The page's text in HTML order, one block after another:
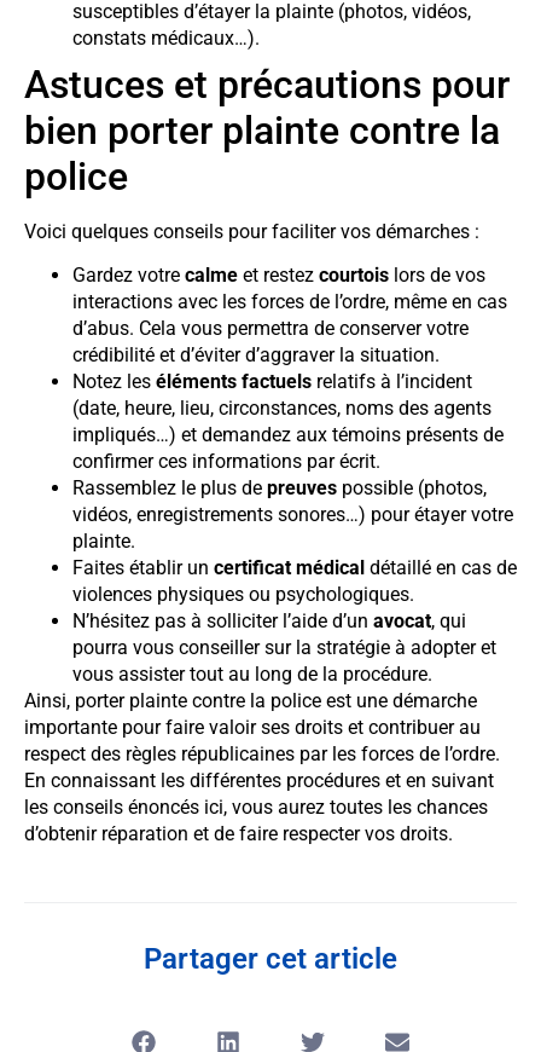
susceptibles d’étayer la plainte (photos, vidéos,
constats médicaux…).
Astuces et précautions pour
bien porter plainte contre la
police
Voici quelques conseils pour faciliter vos démarches :
Gardez votre calme et restez courtois lors de vos
interactions avec les forces de l’ordre, même en cas
d’abus. Cela vous permettra de conserver votre
crédibilité et d’éviter d’aggraver la situation.
Notez les éléments factuels relatifs à l’incident
(date, heure, lieu, circonstances, noms des agents
impliqués…) et demandez aux témoins présents de
confirmer ces informations par écrit.
Rassemblez le plus de preuves possible (photos,
vidéos, enregistrements sonores…) pour étayer votre
plainte.
Faites établir un certificat médical détaillé en cas de
violences physiques ou psychologiques.
N’hésitez pas à solliciter l’aide d’un avocat, qui
pourra vous conseiller sur la stratégie à adopter et
vous assister tout au long de la procédure.
Ainsi, porter plainte contre la police est une démarche
importante pour faire valoir ses droits et contribuer au
respect des règles républicaines par les forces de l’ordre.
En connaissant les différentes procédures et en suivant
les conseils énoncés ici, vous aurez toutes les chances
d’obtenir réparation et de faire respecter vos droits.
Partager cet article